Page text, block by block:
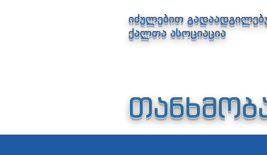
იძულებით
ქალთა ასოციაცია